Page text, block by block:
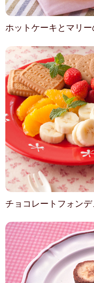
ホットケーキとマリ
チョコレートフォンデ